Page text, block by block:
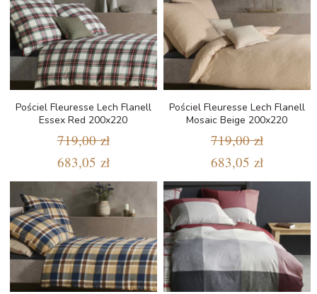
Pościel Fleuresse Lech Flanell
Essex Red 200x220
719,00 zł
683,05 zł
Pościel Fleuresse Lech Flanell
Mosaic Beige 200x220
719,00 zł
683,05 zł